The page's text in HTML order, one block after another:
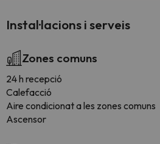
Instal·lacions i serveis
Zones comuns
24 h recepció
Calefacció
Aire condicionat a les zones comuns
Ascensor